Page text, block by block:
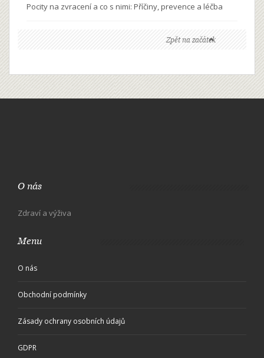
Pocity na zvracení a co s nimi: Příčiny, prevence a léčba
Zpět na začátek
O nás
Zdraví a výživa
Menu
O nás
Obchodní podmínky
Zásady ochrany osobních údajů
GDPR